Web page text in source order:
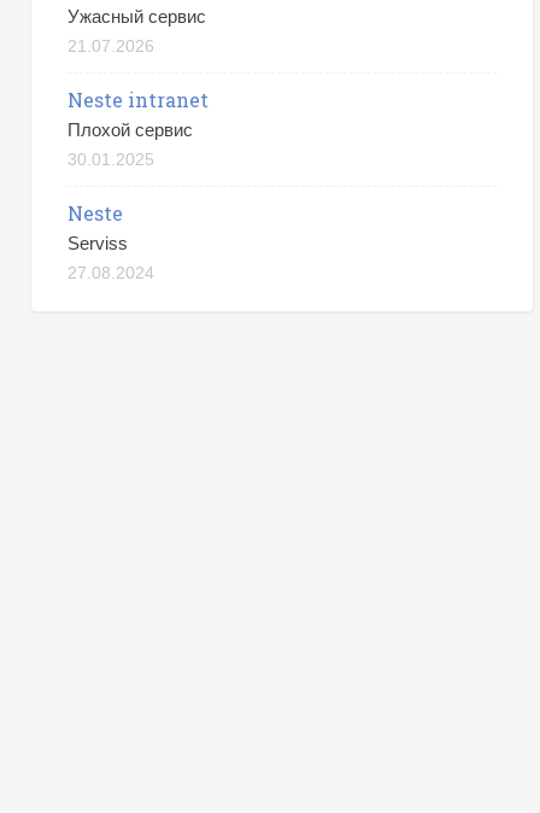
Ужасный сервис
21.07.2026
Neste intranet
Плохой сервис
30.01.2025
Neste
Serviss
27.08.2024